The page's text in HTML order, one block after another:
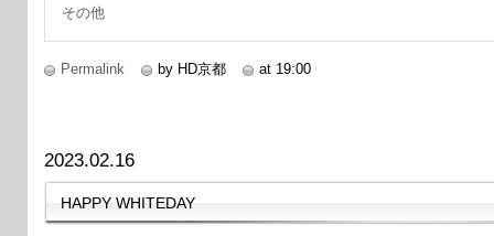
その他
Permalink by HD京都 at 19:00
2023.02.16
HAPPY WHITEDAY